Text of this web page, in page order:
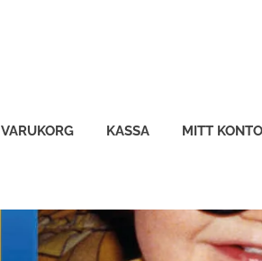
VARUKORG KASSA MITT KONTO